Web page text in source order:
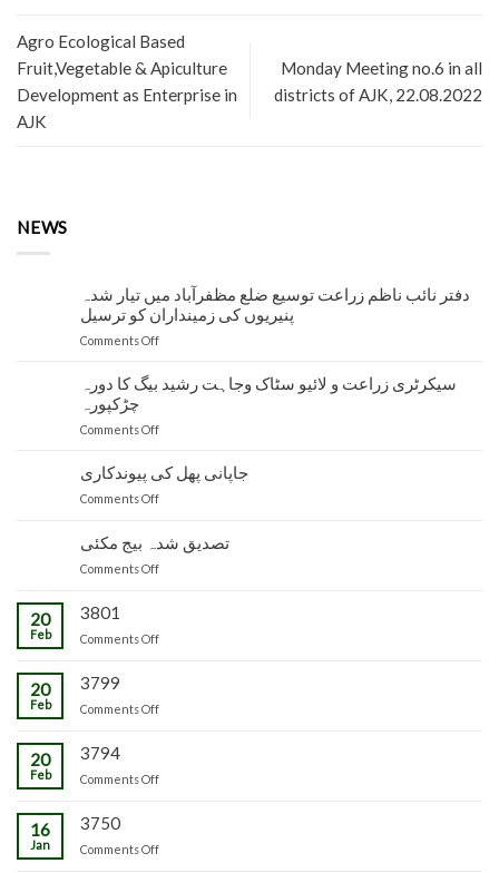
Agro Ecological Based
Fruit,Vegetable & Apiculture
Development as Enterprise in
AJK
Monday Meeting no.6 in all
districts of AJK, 22.08.2022
NEWS
دفتر نائب ناظم زراعت توسیع ضلع مظفرآباد میں تیار شدہ
پنیریوں کی زمینداران کو ترسیل
Comments Offon
ناظم
توسیع
مظفرآباد
پنیریوں
کی
سیکرٹری زراعت و لائیو سٹاک وجاہت رشید بیگ کا دورہ
چڑکپورہ
Comments Offon
زراعت
و
وجاہت
چڑکپورہ
جاپانی پھل کی پیوندکاری
Comments Offon
کی
پیوندکاری
تصدیق شدہ بیج مکئی
Comments Offon
مکئی
20
Feb
3801
Comments Offon
20
Feb
3799
Comments Offon
20
Feb
3794
Comments Offon
16
Jan
3750
Comments Offon